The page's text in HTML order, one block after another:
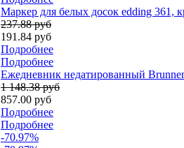
Маркер для белых досок edding 361,
237.88 руб
191.84 руб
Подробнее
Подробнее
Ежедневник недатированный
1 148.38 руб
857.00 руб
Подробнее
Подробнее
-70.97%